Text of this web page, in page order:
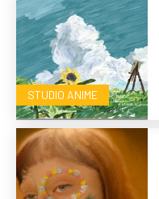
STUDIO ANIME